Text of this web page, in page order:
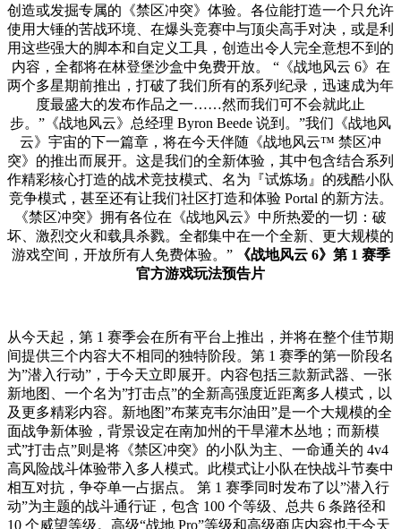
创造或发掘专属的《禁区冲突》体验。各位能打造一个只允许
使用大锤的苦战环境、在爆头竞赛中与顶尖高手对决，或是利
用这些强大的脚本和自定义工具，创造出令人完全意想不到的
内容，全都将在林登堡沙盒中免费开放。 “《战地风云 6》在
两个多星期前推出，打破了我们所有的系列纪录，迅速成为年
度最盛大的发布作品之一……然而我们可不会就此止
步。”《战地风云》总经理 Byron Beede 说到。”我们《战地风
云》宇宙的下一篇章，将在今天伴随《战地风云™ 禁区冲
突》的推出而展开。这是我们的全新体验，其中包含结合系列
作精彩核心打造的战术竞技模式、名为『试炼场』的残酷小队
竞争模式，甚至还有让我们社区打造和体验 Portal 的新方法。
《禁区冲突》拥有各位在《战地风云》中所热爱的一切：破
坏、激烈交火和载具杀戮。全都集中在一个全新、更大规模的
游戏空间，开放所有人免费体验。”
《战地风云 6》第 1 赛季
官方游戏玩法预告片
从今天起，第 1 赛季会在所有平台上推出，并将在整个佳节期
间提供三个内容大不相同的独特阶段。第 1 赛季的第一阶段名
为”潜入行动”，于今天立即展开。内容包括三款新武器、一张
新地图、一个名为”打击点”的全新高强度近距离多人模式，以
及更多精彩内容。新地图”布莱克韦尔油田”是一个大规模的全
面战争新体验，背景设定在南加州的干旱灌木丛地；而新模
式”打击点”则是将《禁区冲突》的小队为主、一命通关的 4v4
高风险战斗体验带入多人模式。此模式让小队在快战斗节奏中
相互对抗，争夺单一占据点。 第 1 赛季同时发布了以”潜入行
动”为主题的战斗通行证，包含 100 个等级、总共 6 条路径和
10 个威望等级。高级“战地 Pro”等级和高级商店内容也于今天